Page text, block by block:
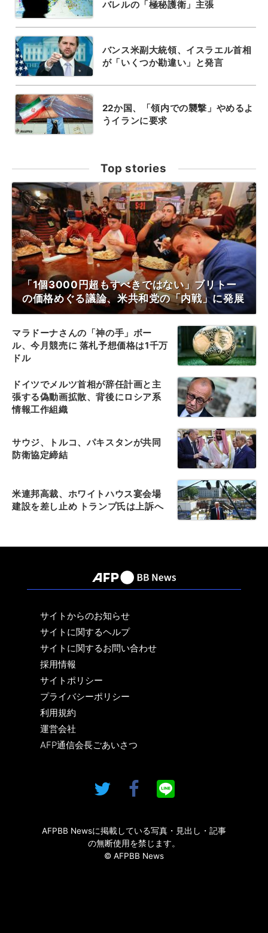
バレルの「極秘護衛」主張
バンス米副大統領、イスラエル首相
が「いくつか勘違い」と発言
22か国、「領内での襲撃」やめるよ
うイランに要求
Top stories
「1個3000円超もすべきではない」ブリトー
の価格めぐる議論、米共和党の「内戦」に発展
マラドーナさんの「神の手」ボー
ル、今月競売に 落札予想価格は1千万
ドル
ドイツでメルツ首相が辞任計画と主
張する偽動画拡散、背後にロシア系
情報工作組織
サウジ、トルコ、パキスタンが共同
防衛協定締結
米連邦高裁、ホワイトハウス宴会場
建設を差し止め トランプ氏は上訴へ
サイトからのお知らせ
サイトに関するヘルプ
サイトに関するお問い合わせ
採用情報
サイトポリシー
プライバシーポリシー
利用規約
運営会社
AFP通信会長ごあいさつ
AFPBB Newsに掲載している写真・見出し・記事
の無断使用を禁じます。
© AFPBB News